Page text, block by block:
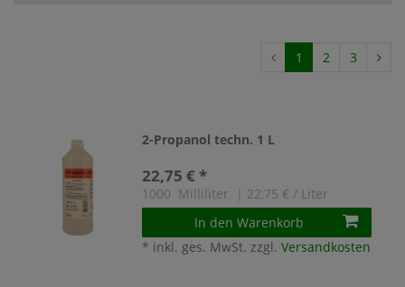
1 2 3
2-Propanol techn. 1 L
22,75 € *
1000 Milliliter
| 22,75 € / Liter
In den Warenkorb
* inkl. ges. MwSt. zzgl.Versandkosten